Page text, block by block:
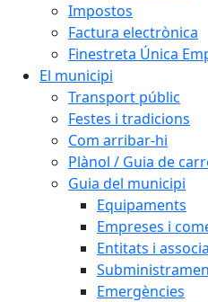
Impostos
Factura electrònica
Finestreta Única
El municipi
Transport públic
Festes i tradicions
Com arribar-hi
Plànol / Guia de
Guia del municipi
Equipaments
Empreses i
Entitats i
Emergències